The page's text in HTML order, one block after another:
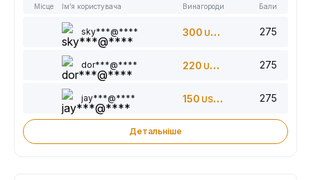
Місце Ім’я користувача Винагороди Бали
sky***@**** 300 USDT 275
dor***@**** 220 USDT 275
jay***@**** 150 USDT 275
Детальніше